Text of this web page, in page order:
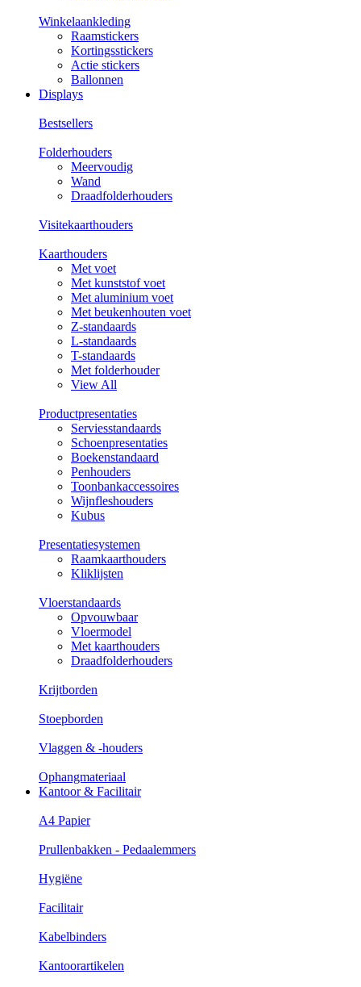
Winkelaankleding
Raamstickers
Kortingsstickers
Actie stickers
Ballonnen
Displays
Bestsellers
Folderhouders
Meervoudig
Wand
Draadfolderhouders
Visitekaarthouders
Kaarthouders
Met voet
Met kunststof voet
Met aluminium voet
Met beukenhouten voet
Z-standaards
L-standaards
T-standaards
Met folderhouder
View All
Productpresentaties
Serviesstandaards
Schoenpresentaties
Boekenstandaard
Penhouders
Toonbankaccessoires
Wijnfleshouders
Kubus
Presentatiesystemen
Raamkaarthouders
Kliklijsten
Vloerstandaards
Opvouwbaar
Vloermodel
Met kaarthouders
Draadfolderhouders
Krijtborden
Stoepborden
Vlaggen & -houders
Ophangmateriaal
Kantoor & Facilitair
A4 Papier
Prullenbakken - Pedaalemmers
Hygiëne
Facilitair
Kabelbinders
Kantoorartikelen